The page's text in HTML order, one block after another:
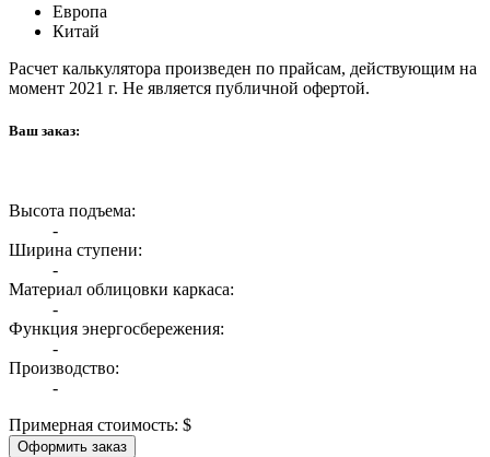
Европа
Китай
Расчет калькулятора произведен по прайсам, действующим на
момент 2021 г. Не является публичной офертой.
Ваш заказ:
Высота подъема:
-
Ширина ступени:
-
Материал облицовки каркаса:
-
Функция энергосбережения:
-
Производство:
-
Примерная стоимость: $
Оформить заказ